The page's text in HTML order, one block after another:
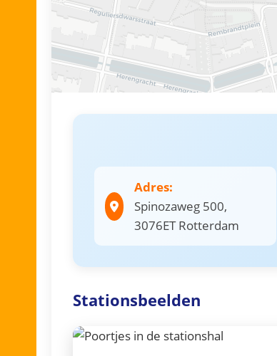
Adres:
Spinozaweg 500,
3076ET Rotterdam
Stationsbeelden